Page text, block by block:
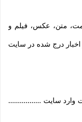
متن، عکس، فیلم و
درج شده در سایت
وارد سایت .................